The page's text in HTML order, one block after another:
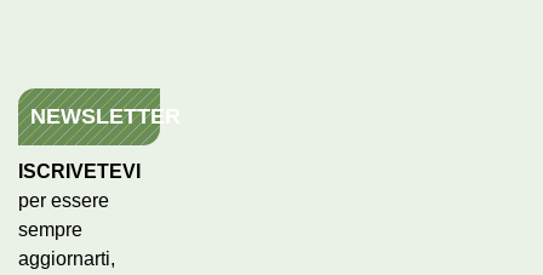
NEWSLETTER
ISCRIVETEVI
per essere
sempre
aggiornarti,